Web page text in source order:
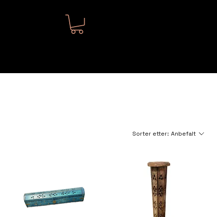
Sorter etter: Anbefalt